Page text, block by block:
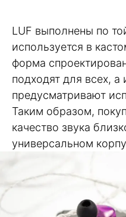
LUF выполнены по
используется в
форма
подходят для всех, а
предусматривают
Таким образом,
качество звука
универсальном